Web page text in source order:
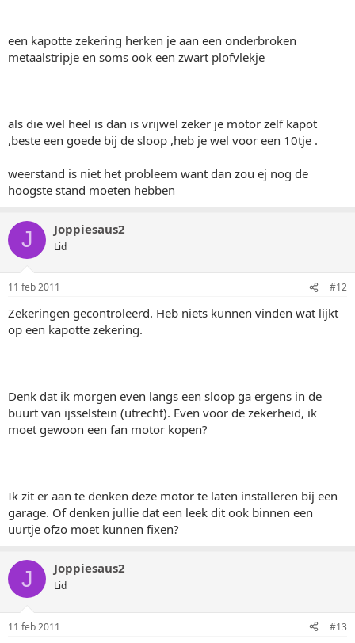
een kapotte zekering herken je aan een onderbroken
metaalstripje en soms ook een zwart plofvlekje
als die wel heel is dan is vrijwel zeker je motor zelf kapot
,beste een goede bij de sloop ,heb je wel voor een 10tje .
weerstand is niet het probleem want dan zou ej nog de
hoogste stand moeten hebben
J Joppiesaus2
Lid
11 feb 2011 #12
Zekeringen gecontroleerd. Heb niets kunnen vinden wat lijkt
op een kapotte zekering.
Denk dat ik morgen even langs een sloop ga ergens in de
buurt van ijsselstein (utrecht). Even voor de zekerheid, ik
moet gewoon een fan motor kopen?
Ik zit er aan te denken deze motor te laten installeren bij een
garage. Of denken jullie dat een leek dit ook binnen een
uurtje ofzo moet kunnen fixen?
J Joppiesaus2
Lid
11 feb 2011 #13